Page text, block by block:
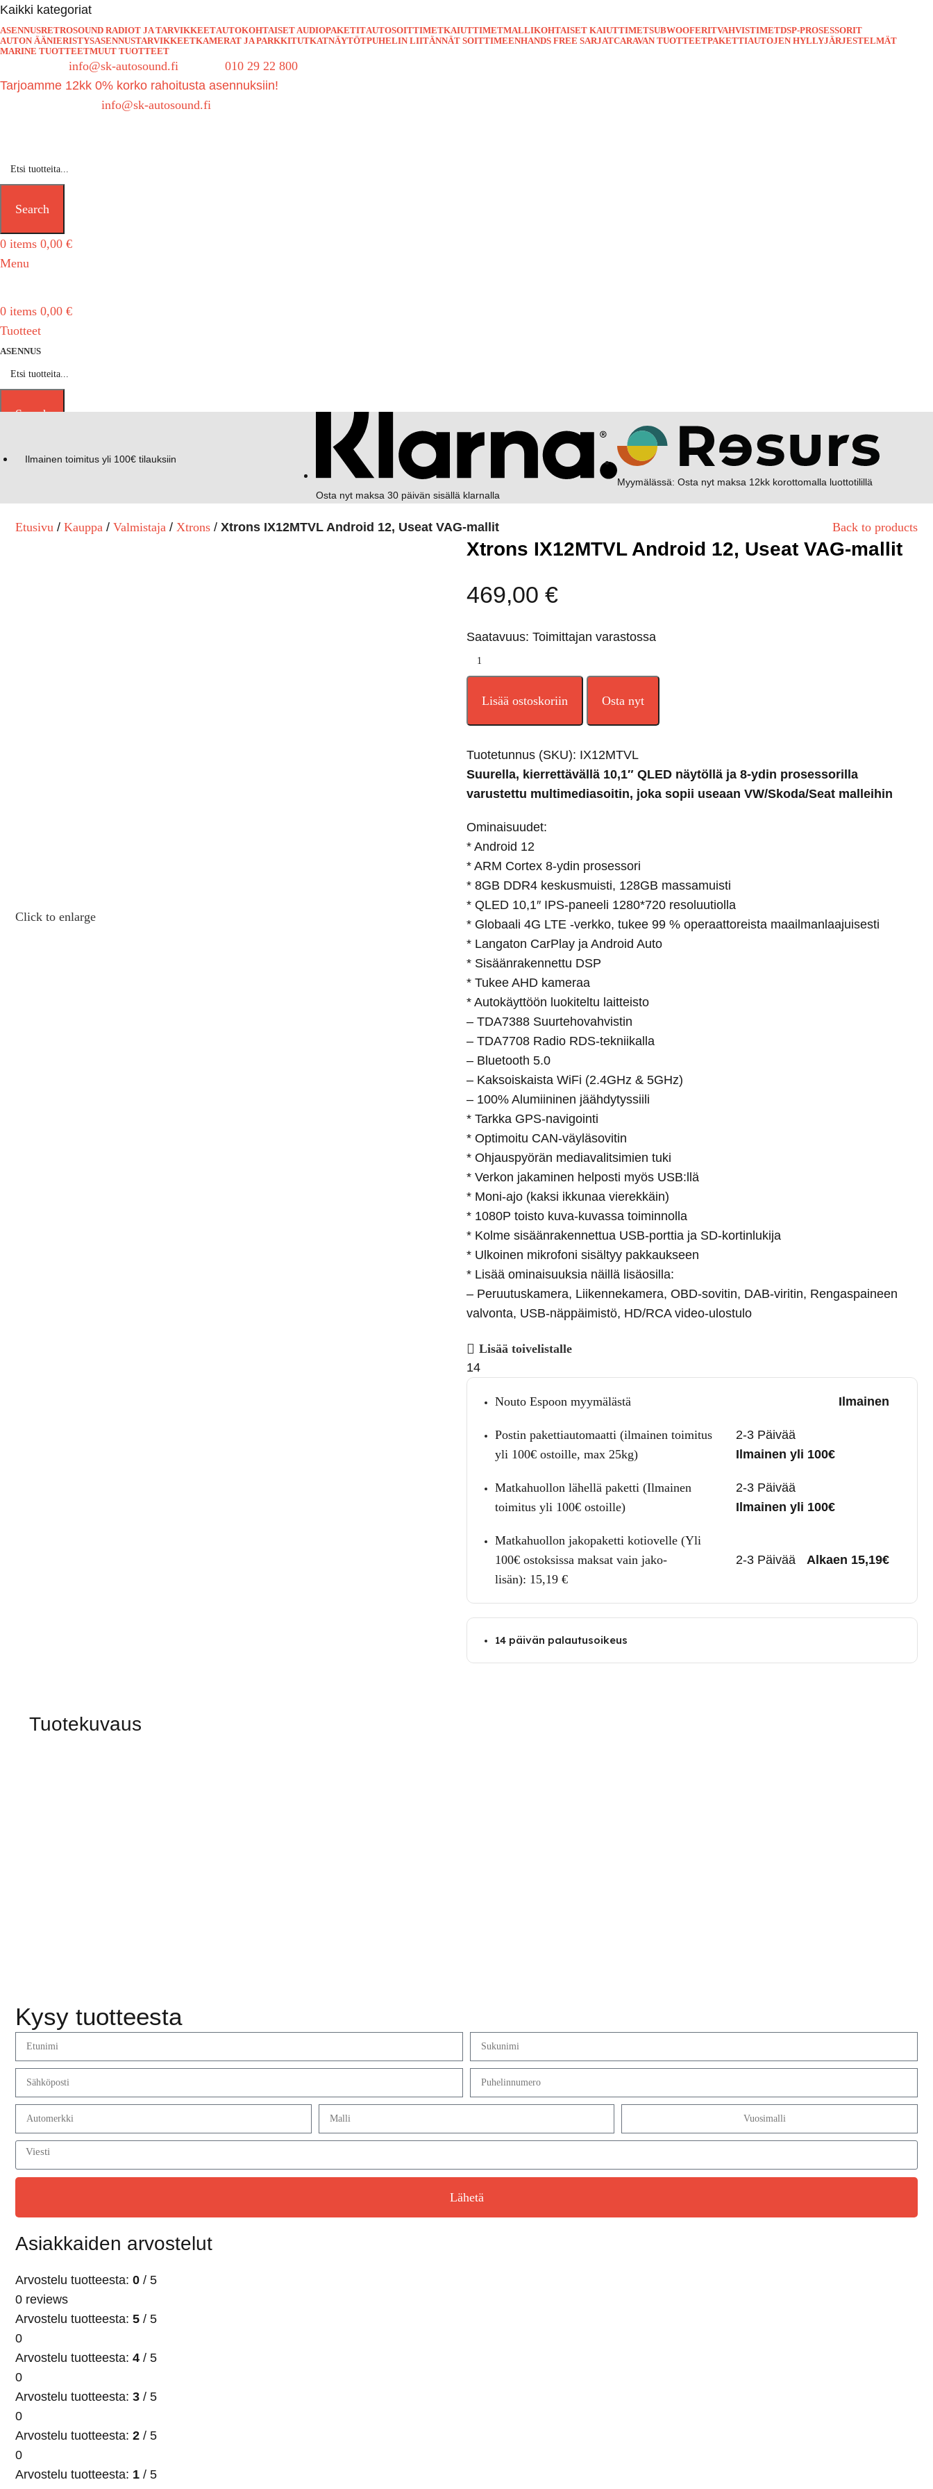
Kaikki kategoriat
ASENNUSRETROSOUND RADIOT JA TARVIKKEETAUTOKOHTAISET AUDIOPAKETITAUTOSOITTIMETKAIUTTIMETMALLIKOHTAISET KAIUTTIMETSUBWOOFERITVAHVISTIMETDSP-PROSESSORIT
AUTON ÄÄNIERISTYSASENNUSTARVIKKEETKAMERAT JA PARKKITUTKATNÄYTÖTPUHELIN LIITÄNNÄT SOITTIMEENHANDS FREE SARJATCARAVAN TUOTTEETPAKETTIAUTOJEN HYLLYJÄRJESTELMÄT
MARINE TUOTTEETMUUT TUOTTEET
info@sk-autosound.fi
010 29 22 800
Tarjoamme 12kk 0% korko rahoitusta asennuksiin!
info@sk-autosound.fi
Search
0 items 0,00 €
Menu
0 items 0,00 €
Tuotteet
ASENNUS
Search
Ilmainen toimitus yli 100€ tilauksiin
Osta nyt maksa 30 päivän sisällä klarnalla
Myymälässä: Osta nyt maksa 12kk korottomalla luottotilillä
Etusivu Kauppa Valmistaja Xtrons Xtrons IX12MTVL Android 12, Useat VAG-mallit Back to products
Click to enlarge
Xtrons IX12MTVL Android 12, Useat VAG-mallit
469,00 €
Saatavuus: Toimittajan varastossa
Lisää ostoskoriin Osta nyt
Tuotetunnus (SKU): IX12MTVL
Suurella, kierrettävällä 10,1″ QLED näytöllä ja 8-ydin prosessorilla
varustettu multimediasoitin, joka sopii useaan VW/Skoda/Seat malleihin
Ominaisuudet:
* Android 12
* ARM Cortex 8-ydin prosessori
* 8GB DDR4 keskusmuisti, 128GB massamuisti
* QLED 10,1″ IPS-paneeli 1280*720 resoluutiolla
* Globaali 4G LTE -verkko, tukee 99 % operaattoreista maailmanlaajuisesti
* Langaton CarPlay ja Android Auto
* Sisäänrakennettu DSP
* Tukee AHD kameraa
* Autokäyttöön luokiteltu laitteisto
– TDA7388 Suurtehovahvistin
– TDA7708 Radio RDS-tekniikalla
– Bluetooth 5.0
– Kaksoiskaista WiFi (2.4GHz & 5GHz)
– 100% Alumiininen jäähdytyssiili
* Tarkka GPS-navigointi
* Optimoitu CAN-väyläsovitin
* Ohjauspyörän mediavalitsimien tuki
* Verkon jakaminen helposti myös USB:llä
* Moni-ajo (kaksi ikkunaa vierekkäin)
* 1080P toisto kuva-kuvassa toiminnolla
* Kolme sisäänrakennettua USB-porttia ja SD-kortinlukija
* Ulkoinen mikrofoni sisältyy pakkaukseen
* Lisää ominaisuuksia näillä lisäosilla:
– Peruutuskamera, Liikennekamera, OBD-sovitin, DAB-viritin, Rengaspaineen
valvonta, USB-näppäimistö, HD/RCA video-ulostulo
Lisää toivelistalle
14
Nouto Espoon myymälästä Ilmainen
Postin pakettiautomaatti (ilmainen toimitus
yli 100€ ostoille, max 25kg)
2-3 Päivää
Ilmainen yli 100€
Matkahuollon lähellä paketti (Ilmainen
toimitus yli 100€ ostoille)
2-3 Päivää
Ilmainen yli 100€
Matkahuollon jakopaketti kotiovelle (Yli
100€ ostoksissa maksat vain jako-
lisän): 15,19 €
2-3 Päivää Alkaen 15,19€
14 päivän palautusoikeus
Tuotekuvaus
Kysy tuotteesta
Lähetä
Asiakkaiden arvostelut
Arvostelu tuotteesta: 0 / 5
0 reviews
Arvostelu tuotteesta: 5 / 5
0
Arvostelu tuotteesta: 4 / 5
0
Arvostelu tuotteesta: 3 / 5
0
Arvostelu tuotteesta: 2 / 5
0
Arvostelu tuotteesta: 1 / 5